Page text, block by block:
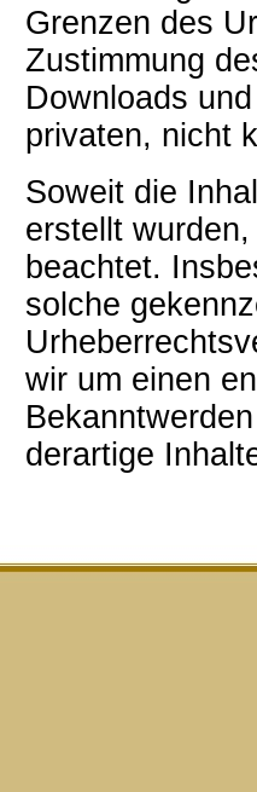
Grenzen des
Zustimmung
Downloads
privaten, nicht
Soweit die
erstellt
beachtet.
solche
wir um einen
derartige